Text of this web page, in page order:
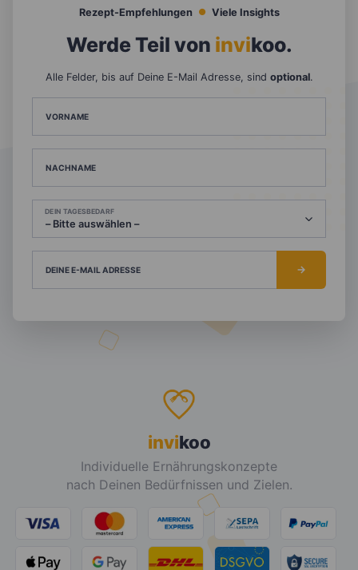
Rezept-Empfehlungen Viele Insights
Werde Teil von invikoo.
Alle Felder, bis auf Deine E-Mail Adresse, sind optional.
VORNAME
NACHNAME
DEIN TAGESBEDARF
DEINE E-MAIL ADRESSE
invikoo
Individuelle Ernährungskonzepte
nach Deinen Bedürfnissen und Zielen.